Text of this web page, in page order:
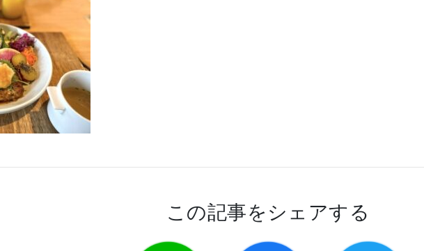
この記事をシェアする